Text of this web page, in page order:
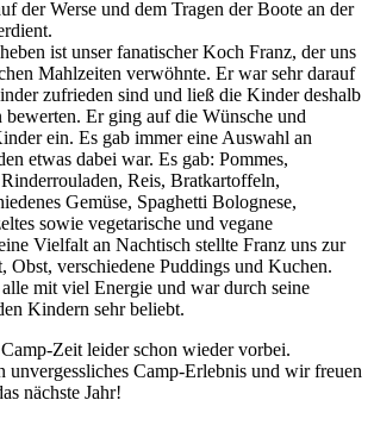
der Werse und dem Tragen der Boote an der
ist unser fanatischer Koch Franz, der uns
Mahlzeiten verwöhnte. Er war sehr darauf
zufrieden sind und ließ die Kinder deshalb
bewerten. Er ging auf die Wünsche und
ein. Es gab immer eine Auswahl an
etwas dabei war. Es gab: Pommes,
Reis, Bratkartoffeln,
Gemüse, Spaghetti Bolognese,
sowie vegetarische und vegane
Vielfalt an Nachtisch stellte Franz uns zur
Obst, verschiedene Puddings und Kuchen.
mit viel Energie und war durch seine
Kindern sehr beliebt.
Zeit leider schon wieder vorbei.
unvergessliches Camp-Erlebnis und wir freuen
nächste Jahr!